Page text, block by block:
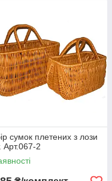
сумок плетених з лози
Арт.067-2